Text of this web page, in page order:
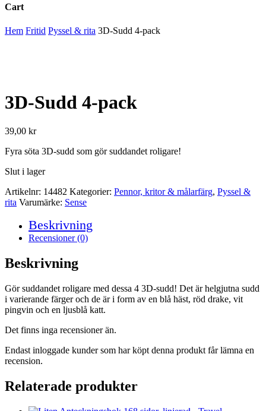
Cart
Close
Hem Fritid Pyssel & rita 3D-Sudd 4-pack
3D-Sudd 4-pack
39,00 kr
Fyra söta 3D-sudd som gör suddandet roligare!
Slut i lager
Artikelnr: 14482 Kategorier: Pennor, kritor & målarfärg, Pyssel &
rita Varumärke: Sense
Beskrivning
Recensioner (0)
Beskrivning
Gör suddandet roligare med dessa 4 3D-sudd! Det är helgjutna sudd
i varierande färger och de är i form av en blå häst, röd drake, vit
pingvin och en ljusblå katt.
Det finns inga recensioner än.
Endast inloggade kunder som har köpt denna produkt får lämna en
recension.
Relaterade produkter